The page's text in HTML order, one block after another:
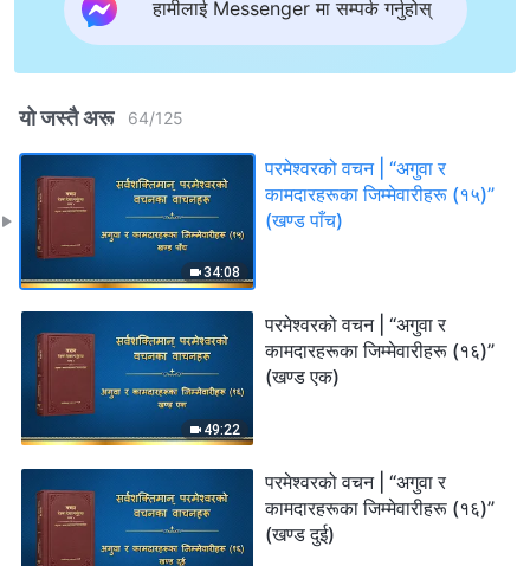
हामीलाई Messenger मा सम्पर्क गर्नुहोस्
यो जस्तै अरू 64/125
34:08
परमेश्‍वरको वचन | “अगुवा र
कामदारहरूका जिम्‍मेवारीहरू (१५)”
(खण्ड पाँच)
49:22
परमेश्‍वरको वचन | “अगुवा र
कामदारहरूका जिम्‍मेवारीहरू (१६)”
(खण्ड एक)
परमेश्‍वरको वचन | “अगुवा र
कामदारहरूका जिम्‍मेवारीहरू (१६)”
(खण्ड दुई)